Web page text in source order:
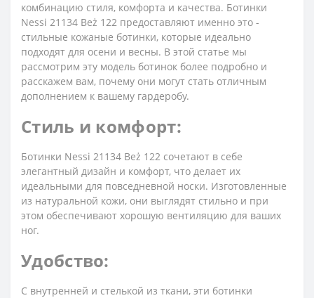
комбинацию стиля, комфорта и качества. Ботинки
Nessi 21134 Beż 122 предоставляют именно это -
стильные кожаные ботинки, которые идеально
подходят для осени и весны. В этой статье мы
рассмотрим эту модель ботинок более подробно и
расскажем вам, почему они могут стать отличным
дополнением к вашему гардеробу.
Стиль и комфорт:
Ботинки Nessi 21134 Beż 122 сочетают в себе
элегантный дизайн и комфорт, что делает их
идеальными для повседневной носки. Изготовленные
из натуральной кожи, они выглядят стильно и при
этом обеспечивают хорошую вентиляцию для ваших
ног.
Удобство:
С внутренней и стелькой из ткани, эти ботинки